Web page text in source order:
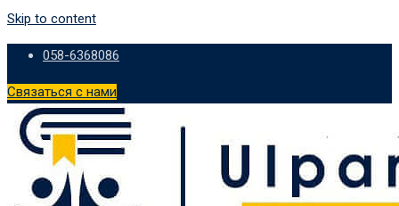
Skip to content
058-6368086
Связаться с нами